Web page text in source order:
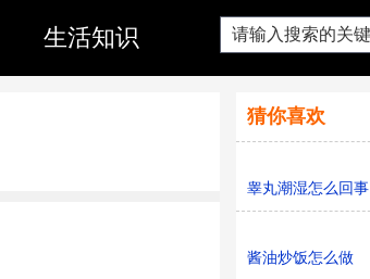
生活知识
猜你喜欢
睾丸潮湿怎么回事
酱油炒饭怎么做